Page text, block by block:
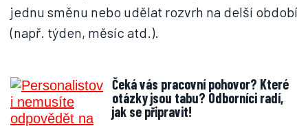
jednu směnu nebo udělat rozvrh na delší období
(např. týden, měsíc atd.).
Čeká vás pracovní pohovor? Které
otázky jsou tabu? Odborníci radí,
jak se připravit!